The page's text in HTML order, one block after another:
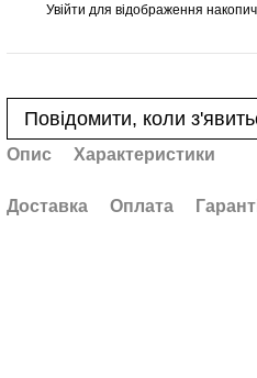
Увійти для відображення
Повідомити, коли
Опис Характеристики
Доставка Оплата